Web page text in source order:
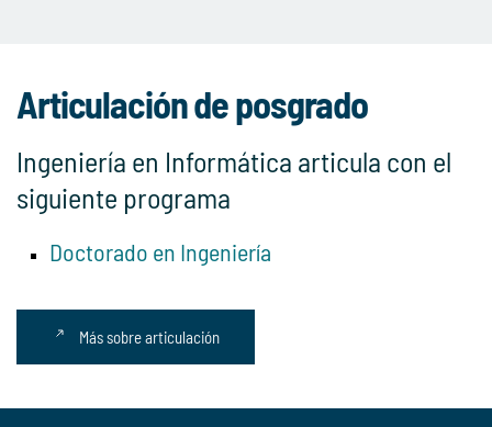
Articulación de posgrado
Ingeniería en Informática articula con el
siguiente programa
Doctorado en Ingeniería
Más sobre articulación